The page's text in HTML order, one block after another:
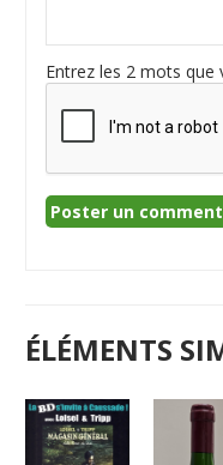
Entrez les 2 mots que
ÉLÉMENTS